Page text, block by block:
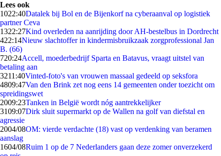
Lees ook
1022:40Datalek bij Bol en de Bijenkorf na cyberaanval op logistiek
partner Ceva
1322:27Kind overleden na aanrijding door AH-bestelbus in Dordrecht
422:14Nieuw slachtoffer in kindermisbruikzaak zorgprofessional Jan
B. (66)
720:24Accell, moederbedrijf Sparta en Batavus, vraagt uitstel van
betaling aan
3211:40Vinted-foto's van vrouwen massaal gedeeld op seksfora
4809:47Van den Brink zet nog eens 14 gemeenten onder toezicht om
spreidingswet
2009:23Tanken in België wordt nóg aantrekkelijker
3109:07Dirk sluit supermarkt op de Wallen na golf van diefstal en
agressie
2004/08OM: vierde verdachte (18) vast op verdenking van beramen
aanslag
1604/08Ruim 1 op de 7 Nederlanders gaan deze zomer onverzekerd